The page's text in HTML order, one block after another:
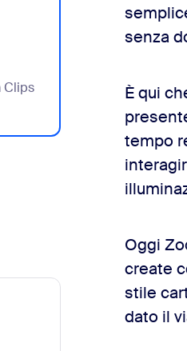
ClipsClips
senza
È qui
tempo
Oggi
create
stile
dato il